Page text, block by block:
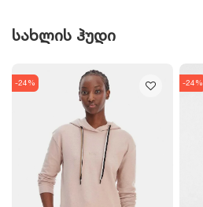
სახლის ჰუდი
-24% -24%